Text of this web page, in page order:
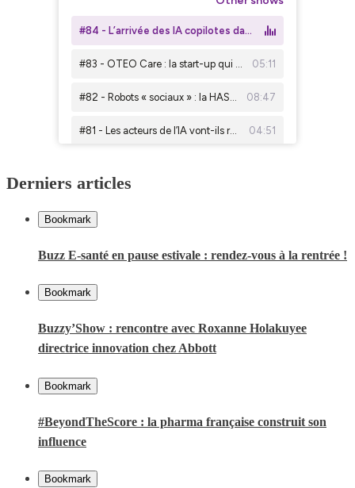
Derniers articles
Bookmark
Buzz E-santé en pause estivale : rendez-vous à la rentrée !
Bookmark
Buzzy’Show : rencontre avec Roxanne Holakuyee
directrice innovation chez Abbott
Bookmark
#BeyondTheScore : la pharma française construit son
influence
Bookmark